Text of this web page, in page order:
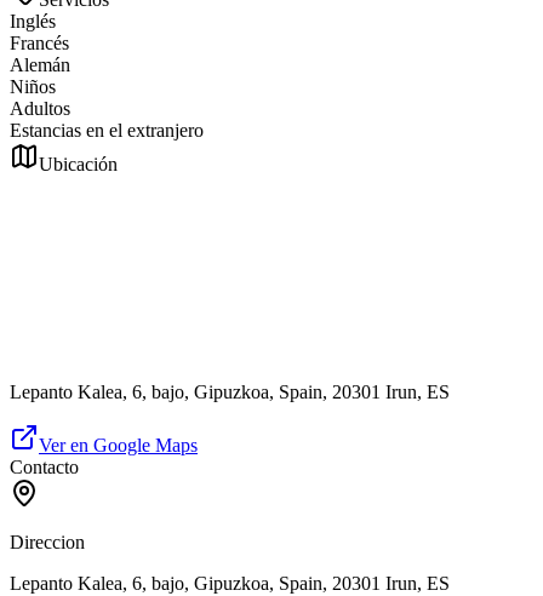
Inglés
Francés
Alemán
Niños
Adultos
Estancias en el extranjero
Ubicación
Lepanto Kalea, 6, bajo, Gipuzkoa, Spain, 20301 Irun, ES
Ver en Google Maps
Contacto
Direccion
Lepanto Kalea, 6, bajo, Gipuzkoa, Spain, 20301 Irun, ES